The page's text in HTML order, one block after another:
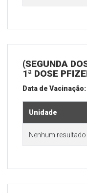
(SEGUNDA
1ª DOSE
Data de Vacinação:
Unidade
Nenhum